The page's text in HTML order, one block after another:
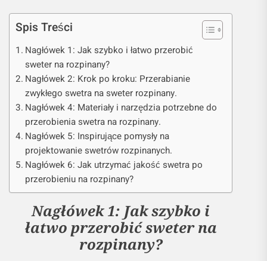
Spis Treści
Nagłówek 1: Jak szybko i łatwo przerobić
sweter na rozpinany?
Nagłówek 2: Krok po kroku: Przerabianie
zwykłego swetra na sweter rozpinany.
Nagłówek 4: Materiały i narzędzia potrzebne do
przerobienia swetra na rozpinany.
Nagłówek 5: Inspirujące pomysły na
projektowanie swetrów rozpinanych.
Nagłówek 6: Jak utrzymać jakość swetra po
przerobieniu na rozpinany?
Nagłówek 1: Jak szybko i
łatwo przerobić sweter na
rozpinany?